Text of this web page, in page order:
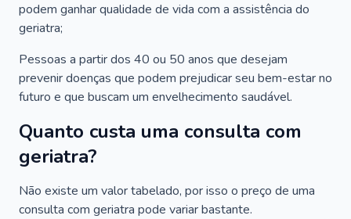
podem ganhar qualidade de vida com a assistência do
geriatra;
Pessoas a partir dos 40 ou 50 anos que desejam
prevenir doenças que podem prejudicar seu bem-estar no
futuro e que buscam um envelhecimento saudável.
Quanto custa uma consulta com
geriatra?
Não existe um valor tabelado, por isso o preço de uma
consulta com geriatra pode variar bastante.